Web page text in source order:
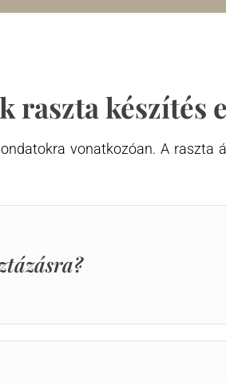
raszta készítés
vonatkozóan. A raszta